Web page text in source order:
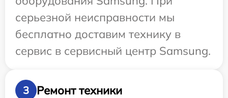
серьезной неисправности мы
бесплатно доставим технику в
сервис в сервисный центр Samsung.
3
Ремонт техники